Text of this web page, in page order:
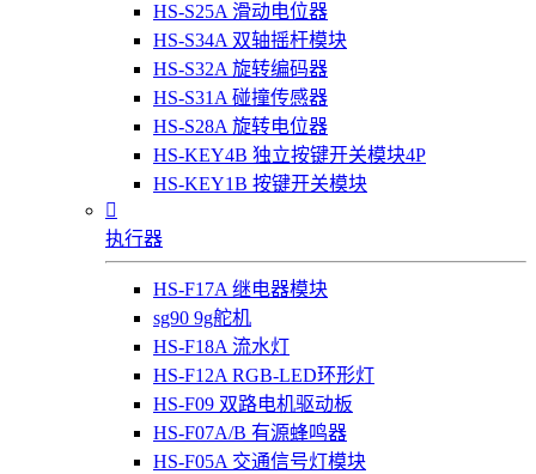
HS-S25A 滑动电位器
HS-S34A 双轴摇杆模块
HS-S32A 旋转编码器
HS-S31A 碰撞传感器
HS-S28A 旋转电位器
HS-KEY4B 独立按键开关模块4P
HS-KEY1B 按键开关模块

执行器
HS-F17A 继电器模块
sg90 9g舵机
HS-F18A 流水灯
HS-F12A RGB-LED环形灯
HS-F09 双路电机驱动板
HS-F07A/B 有源蜂鸣器
HS-F05A 交通信号灯模块